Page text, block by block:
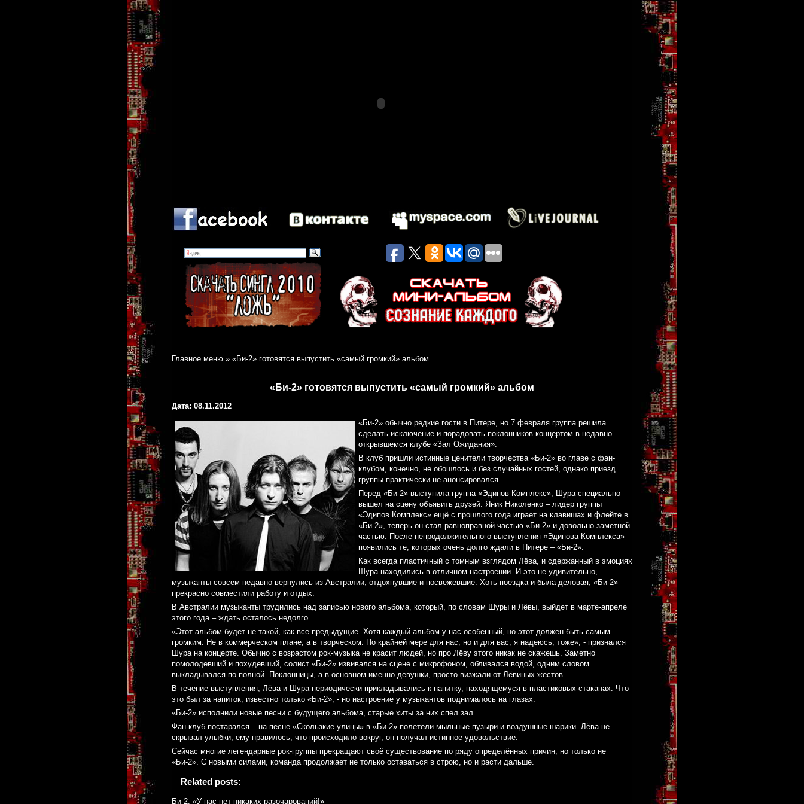
Главное меню » «Би-2» готовятся выпустить «самый громкий» альбом
«Би-2» готовятся выпустить «самый громкий» альбом
Дата: 08.11.2012
«Би-2» обычно редкие гости в Питере, но 7 февраля группа решила
сделать исключение и порадовать поклонников концертом в недавно
открывшемся клубе «Зал Ожидания».
В клуб пришли истинные ценители творчества «Би-2» во главе с фан-
клубом, конечно, не обошлось и без случайных гостей, однако приезд
группы практически не анонсировался.
Перед «Би-2» выступила группа «Эдипов Комплекс», Шура специально
вышел на сцену объявить друзей. Яник Николенко – лидер группы
«Эдипов Комплекс» ещё с прошлого года играет на клавишах и флейте в
«Би-2», теперь он стал равноправной частью «Би-2» и довольно заметной
частью. После непродолжительного выступления «Эдипова Комплекса»
появились те, которых очень долго ждали в Питере – «Би-2».
Как всегда пластичный с томным взглядом Лёва, и сдержанный в эмоциях
Шура находились в отличном настроении. И это не удивительно,
музыканты совсем недавно вернулись из Австралии, отдохнувшие и посвежевшие. Хоть поездка и была деловая, «Би-2»
прекрасно совместили работу и отдых.
В Австралии музыканты трудились над записью нового альбома, который, по словам Шуры и Лёвы, выйдет в марте-апреле
этого года – ждать осталось недолго.
«Этот альбом будет не такой, как все предыдущие. Хотя каждый альбом у нас особенный, но этот должен быть самым
громким. Не в коммерческом плане, а в творческом. По крайней мере для нас, но и для вас, я надеюсь, тоже», - признался
Шура на концерте. Обычно с возрастом рок-музыка не красит людей, но про Лёву этого никак не скажешь. Заметно
помолодевший и похудевший, солист «Би-2» извивался на сцене с микрофоном, обливался водой, одним словом
выкладывался по полной. Поклонницы, а в основном именно девушки, просто визжали от Лёвиных жестов.
В течение выступления, Лёва и Шура периодически прикладывались к напитку, находящемуся в пластиковых стаканах. Что
это был за напиток, известно только «Би-2», - но настроение у музыкантов поднималось на глазах.
«Би-2» исполнили новые песни с будущего альбома, старые хиты за них спел зал.
Фан-клуб постарался – на песне «Скользкие улицы» в «Би-2» полетели мыльные пузыри и воздушные шарики. Лёва не
скрывал улыбки, ему нравилось, что происходило вокруг, он получал истинное удовольствие.
Сейчас многие легендарные рок-группы прекращают своё существование по ряду определённых причин, но только не
«Би-2». С новыми силами, команда продолжает не только оставаться в строю, но и расти дальше.
Related posts:
Би-2: «У нас нет никаких разочарований!»